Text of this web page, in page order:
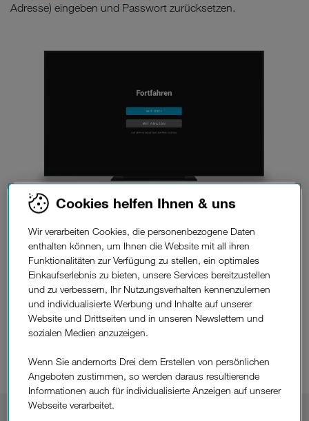
Adresse) eingeben und Passwort zurücksetzen.
Sie habenFestnetz-Internet
Cookies helfen Ihnen & uns
Wir verarbeiten Cookies, die personenbezogene Daten
enthalten können, um Ihnen die Website mit all ihren
Funktionalitäten zur Verfügung zu stellen, ein optimales
Einkaufserlebnis zu bieten, unsere Services bereitzustellen
und zu verbessern, Ihr Nutzungsverhalten kennenzulernen
und individualisierte Werbung und Inhalte auf unserer
Website und Drittseiten und in unseren Newslettern und
sozialen Medien anzuzeigen.
Wenn Sie andernorts Drei dem Erstellen von persönlichen
Angeboten zustimmen, so werden daraus resultierende
Informationen auch für individualisierte Anzeigen auf unserer
Webseite verarbeitet.